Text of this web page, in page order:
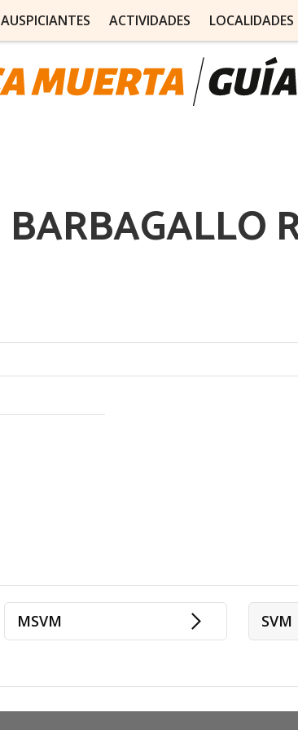
AUSPICIANTES ACTIVIDADES LOCALIDADES
BARBAGALLO
MSVM SVM